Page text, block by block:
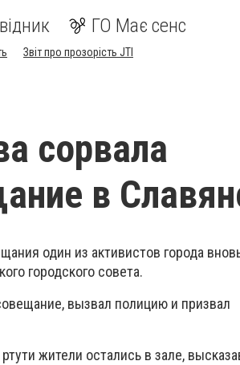
ГО Має сенс
Звіт про прозорість JTI
сорвала
в
один из активистов города
городского совета.
вызвал полицию и призвал
жители остались в зале,